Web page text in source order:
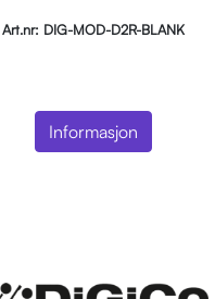
Art.nr: DIG-MOD-D2R-BLANK
Informasjon